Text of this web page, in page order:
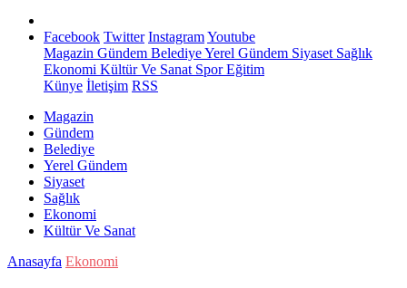
Facebook Twitter InstagramYoutube
Magazin Gündem BelediyeYerel Gündem Siyaset Sağlık
Ekonomi Kültür Ve Sanat SporEğitim
Künye İletişim RSS
Magazin
Gündem
Belediye
Yerel Gündem
Siyaset
Sağlık
Ekonomi
Kültür Ve Sanat
Anasayfa Ekonomi